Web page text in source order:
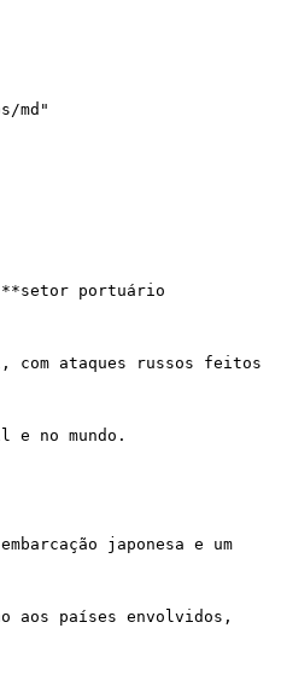
md"
**setor portuário
com ataques russos feitos
no mundo.
japonesa e um
aos países envolvidos,